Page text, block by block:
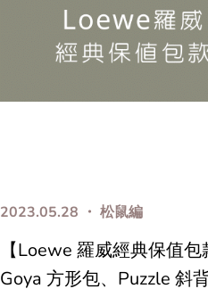
2023.05.28 ・ 松鼠編
【Loewe 羅威經典保值
Goya 方形包、Puzzle 斜